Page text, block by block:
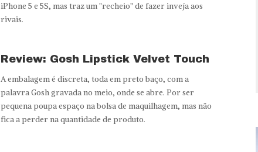
iPhone 5 e 5S, mas traz um "recheio" de fazer inveja aos
rivais.
Review: Gosh Lipstick Velvet Touch
A embalagem é discreta, toda em preto baço, com a
palavra Gosh gravada no meio, onde se abre. Por ser
pequena poupa espaço na bolsa de maquilhagem, mas não
fica a perder na quantidade de produto.